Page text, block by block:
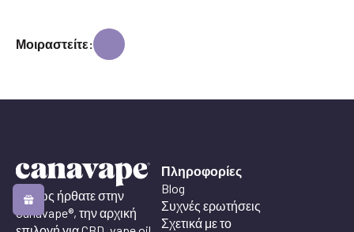
Μοιραστείτε:
Καλώς ήρθατε στην
Canavape®, την αρχική
Πληροφορίες
Blog
Συχνές ερωτήσεις
Σχετικά με το